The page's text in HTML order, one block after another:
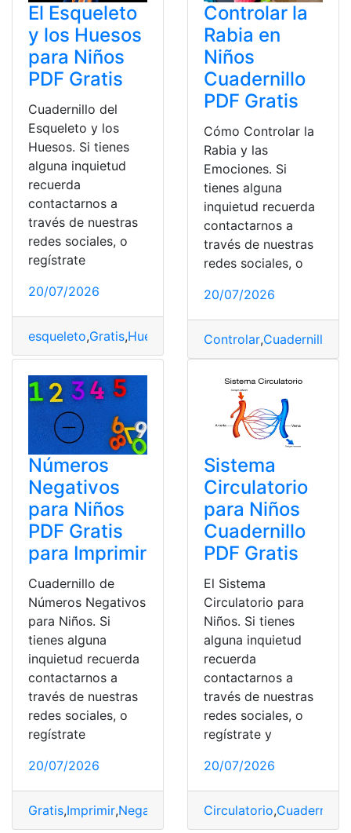
El Esqueleto
y los Huesos
para Niños
PDF Gratis
Cuadernillo del
Esqueleto y los
Huesos. Si tienes
alguna inquietud
recuerda
contactarnos a
través de nuestras
redes sociales, o
regístrate
20/07/2026
esqueleto,Gratis,Huesos Niños,PDF
Controlar la
Rabia en
Niños
Cuadernillo
PDF Gratis
Cómo Controlar la
Rabia y las
Emociones. Si
tienes alguna
inquietud recuerda
contactarnos a
través de nuestras
redes sociales, o
20/07/2026
Controlar,Cuadernillo
Números
Negativos
para Niños
PDF Gratis
para Imprimir
Cuadernillo de
Números Negativos
para Niños. Si
tienes alguna
inquietud recuerda
contactarnos a
través de nuestras
redes sociales, o
regístrate
20/07/2026
Gratis,Imprimir,Negativos Niños,Números,PDF
Sistema
Circulatorio
para Niños
Cuadernillo
PDF Gratis
El Sistema
Circulatorio para
Niños. Si tienes
alguna inquietud
recuerda
contactarnos a
través de nuestras
redes sociales, o
regístrate y
20/07/2026
Circulatorio,Cuadernillo